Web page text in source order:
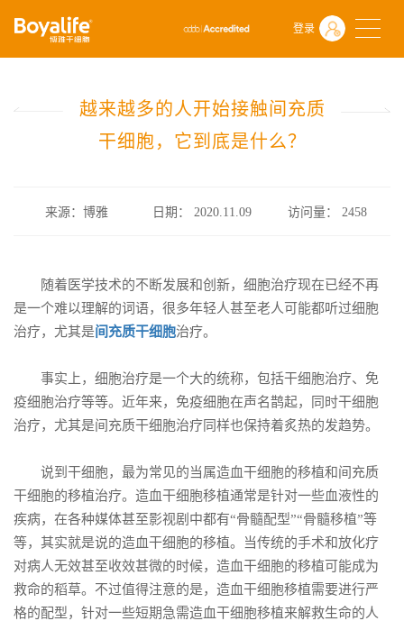
登录
首页 什么是干细胞
前沿动态
越来越多的人开始接触间充质干细胞，它到底是什么？
越来越多的人开始接触间充质
干细胞，它到底是什么？
来源：博雅 日期： 2020.11.09 访问量：2458
随着医学技术的不断发展和创新，细胞治疗现在已经不再
是一个难以理解的词语，很多年轻人甚至老人可能都听过细胞
治疗，尤其是间充质干细胞治疗。
事实上，细胞治疗是一个大的统称，包括干细胞治疗、免
疫细胞治疗等等。近年来，免疫细胞在声名鹊起，同时干细胞
治疗，尤其是间充质干细胞治疗同样也保持着炙热的发趋势。
说到干细胞，最为常见的当属造血干细胞的移植和间充质
干细胞的移植治疗。造血干细胞移植通常是针对一些血液性的
疾病，在各种媒体甚至影视剧中都有“骨髓配型”“骨髓移植”等
等，其实就是说的造血干细胞的移植。当传统的手术和放化疗
对病人无效甚至收效甚微的时候，造血干细胞的移植可能成为
救命的稻草。不过值得注意的是，造血干细胞移植需要进行严
格的配型，针对一些短期急需造血干细胞移植来解救生命的人